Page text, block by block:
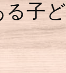
子